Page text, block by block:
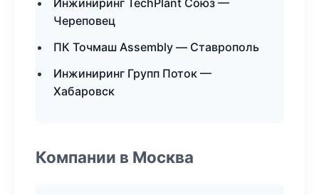
Инжиниринг TechPlant Союз —
Череповец
ПК Точмаш Assembly — Ставрополь
Инжиниринг Групп Поток —
Хабаровск
Компании в Москва